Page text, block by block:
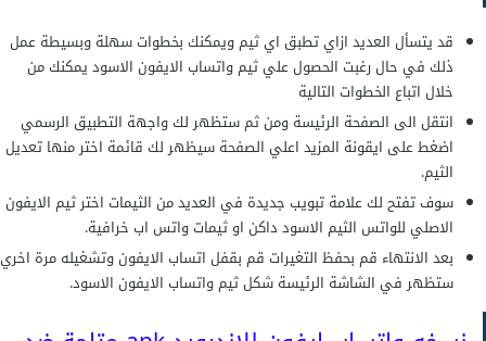
قد يتسأل العديد ازاي تطبق اي ثيم ويمكنك بخطوات سهلة وبسيطة عمل
ذلك في حال رغبت الحصول علي ثيم واتساب الايفون الاسود يمكنك من
خلال اتباع الخطوات التالية
انتقل الى الصفحة الرئيسة ومن ثم ستظهر لك واجهة التطبيق الرسمي
اضغط على ايقونة المزيد اعلي الصفحة سيظهر لك قائمة اختر منها تعديل
الثيم.
سوف تفتح لك علامة تبويب جديدة في العديد من الثيمات اختر ثيم الايفون
الاصلي للواتس الثيم الاسود داكن او ثيمات واتس اب خرافية.
بعد الانتهاء قم بحفظ التغيرات قم بقفل اتساب الايفون وتشغيله مرة اخري
ستظهر في الشاشة الرئيسة شكل ثيم واتساب الايفون الاسود.